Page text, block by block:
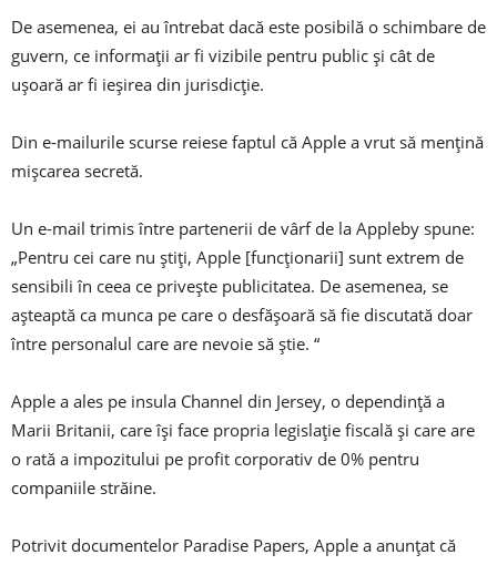
De asemenea, ei au întrebat dacă este posibilă o schimbare de
guvern, ce informații ar fi vizibile pentru public și cât de
ușoară ar fi ieșirea din jurisdicție.
Din e-mailurile scurse reiese faptul că Apple a vrut să mențină
mișcarea secretă.
Un e-mail trimis între partenerii de vârf de la Appleby spune:
„Pentru cei care nu știți, Apple [funcționarii] sunt extrem de
sensibili în ceea ce privește publicitatea. De asemenea, se
așteaptă ca munca pe care o desfășoară să fie discutată doar
între personalul care are nevoie să știe. “
Apple a ales pe insula Channel din Jersey, o dependință a
Marii Britanii, care își face propria legislație fiscală și care are
o rată a impozitului pe profit corporativ de 0% pentru
companiile străine.
Potrivit documentelor Paradise Papers, Apple a anunțat că